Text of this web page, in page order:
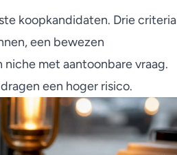
koopkandidaten. Drie criteria
een bewezen
met aantoonbare vraag.
een hoger risico.